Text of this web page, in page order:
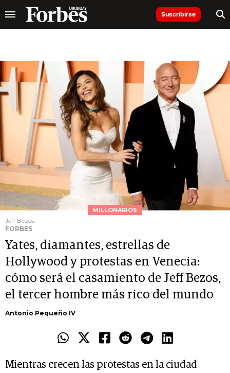
Suscribirse
MILLONARIOS
Jeff Bezos
FORBES
Yates, diamantes, estrellas de
Hollywood y protestas en Venecia:
cómo será el casamiento de Jeff Bezos,
el tercer hombre más rico del mundo
Antonio Pequeño IV
Mientras crecen las protestas en la ciudad